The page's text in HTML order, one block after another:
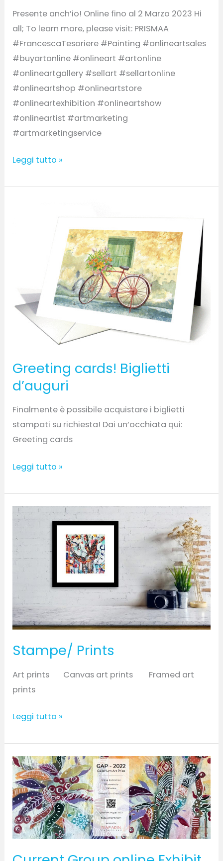
Presente anch’io! Online fino al 2 Marzo 2023 Hi
all; To learn more, please visit: PRISMAA
#FrancescaTesoriere #Painting #onlineartsales
#buyartonline #onlineart #artonline
#onlineartgallery #sellart #sellartonline
#onlineartshop #onlineartstore
#onlineartexhibition #onlineartshow
#onlineartist #artmarketing
#artmarketingservice
Leggi tutto »
Greeting cards! Biglietti
d’auguri
Finalmente è possibile acquistare i biglietti
stampati su richiesta! Dai un’occhiata qui:
Greeting cards
Leggi tutto »
Stampe/ Prints
Art prints Canvas art prints Framed art
prints
Stampe/
Leggi tutto »
Current
Group
online
Exhibit
–
2022